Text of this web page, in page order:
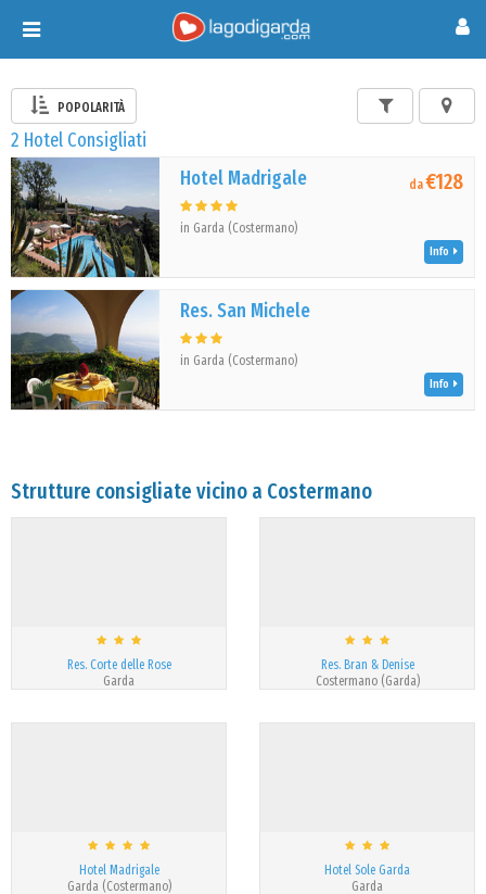
Toggle
navigation
POPOLARITÀ
2 Hotel Consigliati
Hotel Madrigale
in Garda (Costermano)
da€128
Info
Res. San Michele
in Garda (Costermano)
Info
Strutture consigliate vicino a Costermano
Res. Corte delle Rose
Garda
Res. Bran & Denise
Costermano (Garda)
Hotel Madrigale
Garda (Costermano)
Hotel Sole Garda
Garda